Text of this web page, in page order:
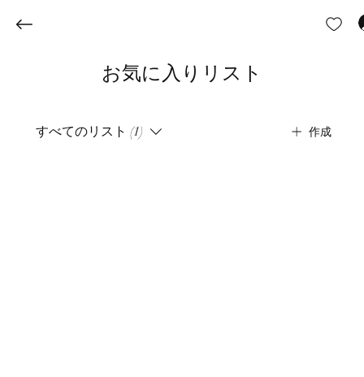
すべてのリスト (1) 作成
お気に入りリスト